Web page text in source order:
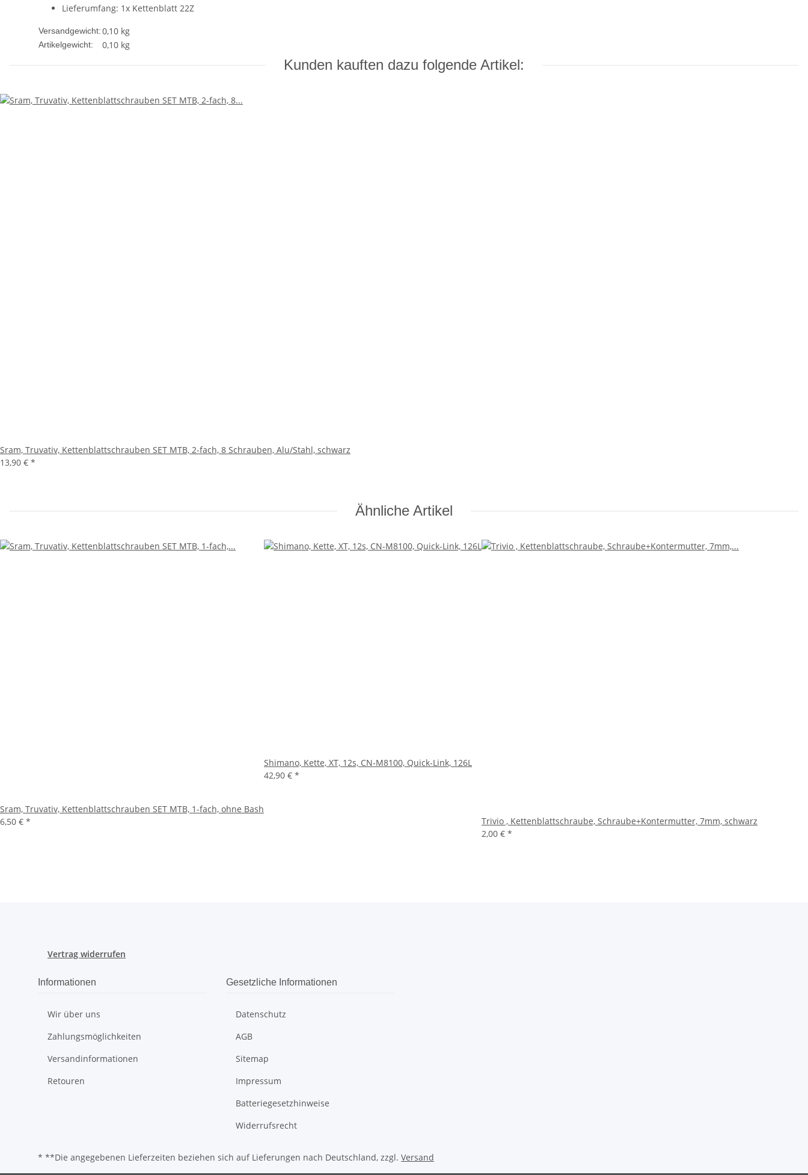
Lieferumfang: 1x Kettenblatt 22Z
Versandgewicht:0,10 kg
Artikelgewicht: 0,10 kg
Kunden kauften dazu folgende Artikel:
Sram, Truvativ, Kettenblattschrauben SET MTB, 2-fach, 8 Schrauben, Alu/Stahl, schwarz
13,90 € *
Ähnliche Artikel
Sram, Truvativ, Kettenblattschrauben SET MTB, 1-fach, ohne Bash
6,50 € *
Shimano, Kette, XT, 12s, CN-M8100, Quick-Link, 126L
42,90 € *
Trivio , Kettenblattschraube, Schraube+Kontermutter, 7mm, schwarz
2,00 € *
Vertrag widerrufen
Informationen
Wir über uns
Zahlungsmöglichkeiten
Versandinformationen
Retouren
Gesetzliche Informationen
Datenschutz
AGB
Sitemap
Impressum
Batteriegesetzhinweise
Widerrufsrecht
* **Die angegebenen Lieferzeiten beziehen sich auf Lieferungen nach Deutschland, zzgl. Versand